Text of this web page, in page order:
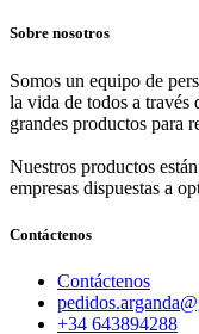
Sobre nosotros
Somos un equipo de
la vida de todos a
grandes productos para
Nuestros productos
empresas dispuestas a
Contáctenos
Contáctenos
+34 643894288